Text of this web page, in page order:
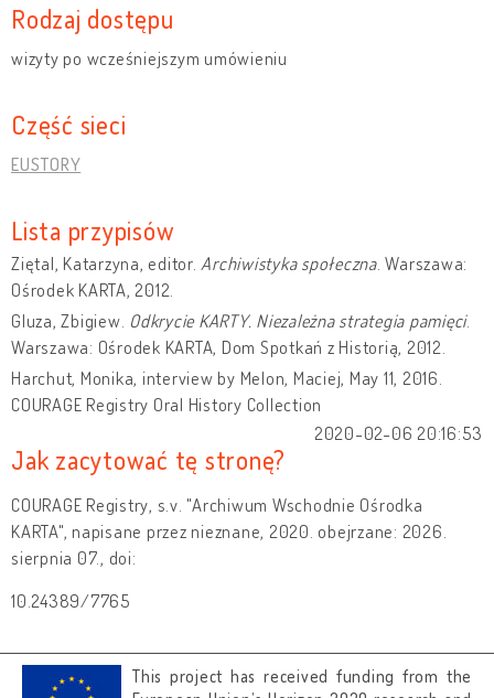
Rodzaj dostępu
wizyty po wcześniejszym umówieniu
Część sieci
EUSTORY
Lista przypisów
Ziętal, Katarzyna, editor. Archiwistyka społeczna. Warszawa:
Ośrodek KARTA, 2012.
Gluza, Zbigiew. Odkrycie KARTY. Niezależna strategia pamięci.
Warszawa: Ośrodek KARTA, Dom Spotkań z Historią, 2012.
Harchut, Monika, interview by Melon, Maciej, May 11, 2016.
COURAGE Registry Oral History Collection
2020-02-06 20:16:53
Jak zacytować tę stronę?
COURAGE Registry, s.v. "Archiwum Wschodnie Ośrodka
KARTA", napisane przez nieznane, 2020. obejrzane: 2026.
sierpnia 07., doi:
10.24389/7765
This project has received funding from the